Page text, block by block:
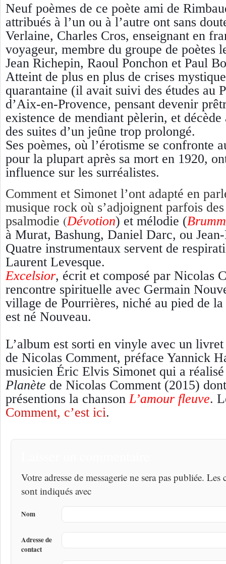
Neuf poèmes de ce poète ami de
attribués à l’un ou à l’autre ont sans
Verlaine, Charles Cros, enseignant en
voyageur, membre du groupe de poètes
Jean Richepin, Raoul Ponchon et Paul
Atteint de plus en plus de crises
quarantaine (il avait suivi des études au
d’Aix-en-Provence, pensant devenir
existence de mendiant pèlerin, et
des suites d’un jeûne trop prolongé.
Ses poèmes, où l’érotisme se confronte
pour la plupart après sa mort en 1920,
influence sur les surréalistes.
Comment et Simonet l’ont adapté en
musique rock où s’adjoignent parfois
psalmodie (Dévotion) et mélodie (
à Murat, Bashung, Daniel Darc, ou
Quatre instrumentaux servent de
Laurent Levesque.
Excelsior, écrit et composé par Nicolas
rencontre spirituelle avec Germain
village de Pourrières, niché au pied de
est né Nouveau.
L’album est sorti en vinyle avec un
de Nicolas Comment, préface Yannick
musicien Éric Elvis Simonet qui a
Planète de Nicolas Comment (2015)
présentions la chanson L’amour fleuve.
Comment, c’est ici.
Votre adresse de messagerie ne sera pas publiée.
sont indiqués avec
Nom
Adresse de
contact